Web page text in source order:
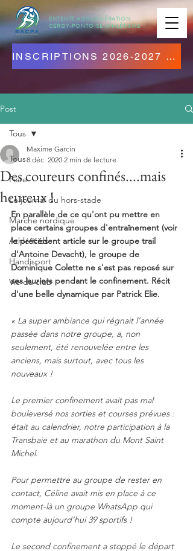
ENTENTE AGGLOMÉRATION
CERGY-PONTOISEATHLÉTISME
INSCRIPTIONS 2026-2027 OUVERTES ! CLIQUEZ ICI !
Post
Tous
Piste
Le journal du hors-stade
Marche nordique
Athlé Kids
Handisport
Vie du club
Tous
Des coureurs confinés....mais
heureux !
Maxime Garcin
8 déc. 2020 2 min de lecture
En parallèle de ce qu'ont pu mettre en
place certains groupes d'entraînement (voir
le précédent article sur le groupe trail
d'Antoine Devacht), le groupe de
Dominique Colette ne s'est pas reposé sur
ses lauriers pendant le confinement. Récit
d'une belle dynamique par Patrick Elie.
« La super ambiance qui régnait l’année
passée dans notre groupe, a, non
seulement, été renouvelée entre les
anciens, mais surtout, avec tous les
nouveaux !
Le premier confinement avait pas mal
bouleversé nos sorties et courses prévues :
était au calendrier, notre participation à la
Transbaie et au marathon du Mont Saint
Michel.
Pour permettre au groupe de rester en
contact, Céline avait mis en place à ce
moment-là un groupe WhatsApp qui
compte aujourd’hui 39 sportifs !
Le second confinement a stoppé le départ